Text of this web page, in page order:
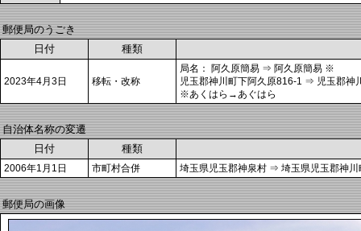
郵便局のうごき
日付
種類
2023年4月3日 移転・改称
局名： 阿久原簡易 ⇒ 阿久原簡易 ※
児玉郡神川町下阿久原816-1 ⇒ 児玉郡神
※あくはら→あぐはら
自治体名称の変遷
日付
種類
2006年1月1日 市町村合併 埼玉県児玉郡神泉村 ⇒ 埼玉県児玉郡神川
郵便局の画像